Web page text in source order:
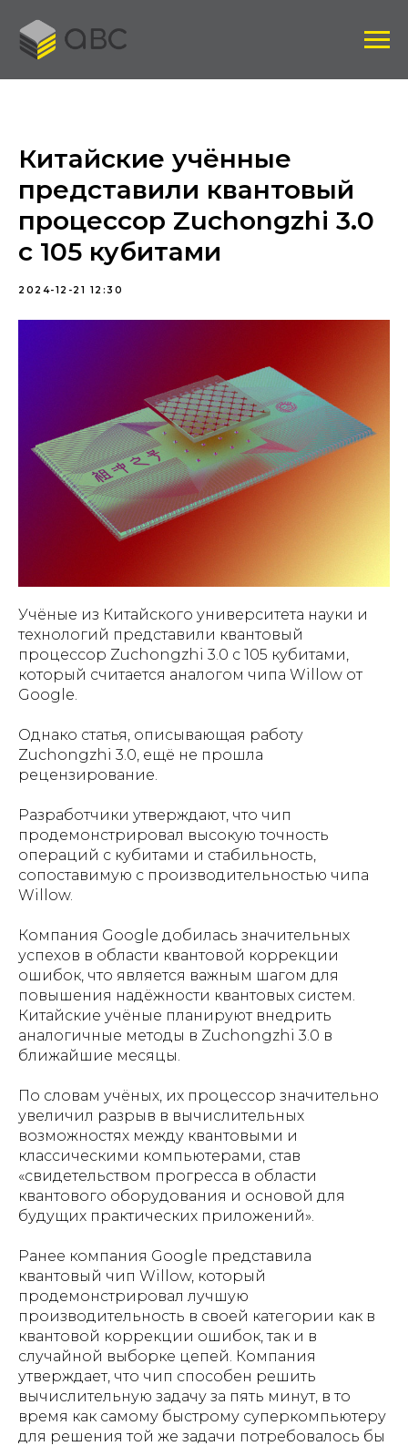
Китайские учённые
представили квантовый
процессор Zuchongzhi 3.0
с 105 кубитами
2024-12-21 12:30
Учёные из Китайского университета науки и
технологий представили квантовый
процессор Zuchongzhi 3.0 с 105 кубитами,
который считается аналогом чипа Willow от
Google.
Однако статья, описывающая работу
Zuchongzhi 3.0, ещё не прошла
рецензирование.
Разработчики утверждают, что чип
продемонстрировал высокую точность
операций с кубитами и стабильность,
сопоставимую с производительностью чипа
Willow.
Компания Google добилась значительных
успехов в области квантовой коррекции
ошибок, что является важным шагом для
повышения надёжности квантовых систем.
Китайские учёные планируют внедрить
аналогичные методы в Zuchongzhi 3.0 в
ближайшие месяцы.
По словам учёных, их процессор значительно
увеличил разрыв в вычислительных
возможностях между квантовыми и
классическими компьютерами, став
«свидетельством прогресса в области
квантового оборудования и основой для
будущих практических приложений».
Ранее компания Google представила
квантовый чип Willow, который
продемонстрировал лучшую
производительность в своей категории как в
квантовой коррекции ошибок, так и в
случайной выборке цепей. Компания
утверждает, что чип способен решить
вычислительную задачу за пять минут, в то
время как самому быстрому суперкомпьютеру
для решения той же задачи потребовалось бы